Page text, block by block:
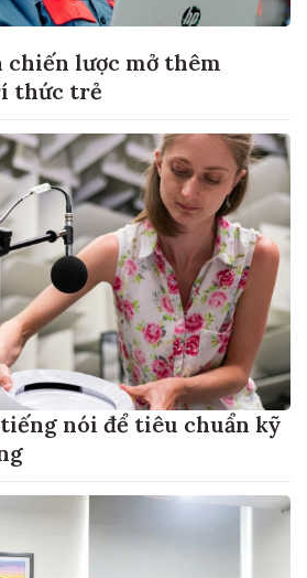
chiến lược mở thêm
thức trẻ
nói để tiêu chuẩn kỹ